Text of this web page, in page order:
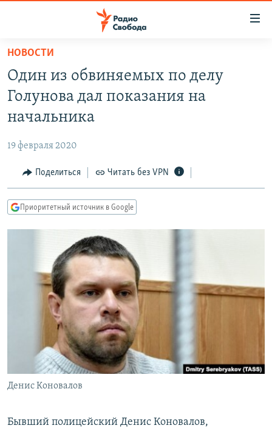
упрощенного
доступа
Вернуться
основному
Вернутся
Вернутся
ПОДКАСТЫ
АВТОРСКИЕ ПРОЕКТЫ
МНЕНИЯ
КУЛЬТУРА
КАВКАЗ.РЕАЛИИ
СЕВЕР.РЕАЛИИ
СИБИРЬ.РЕАЛИИ
РАСПИСАНИЕ ВЕЩАНИЯ
ПОДПИШИТЕСЬ НА РАССЫЛКУ
СОЦИАЛЬНЫЕ СЕТИ
Все сайты РСЕ/РС
НОВОСТИ
Один из обвиняемых по делу
Голунова дал показания на
начальника
19 февраля 2020
Поделиться Читать без VPN
Приоритетный источник в Google
Денис Коновалов
Бывший полицейский Денис Коновалов,